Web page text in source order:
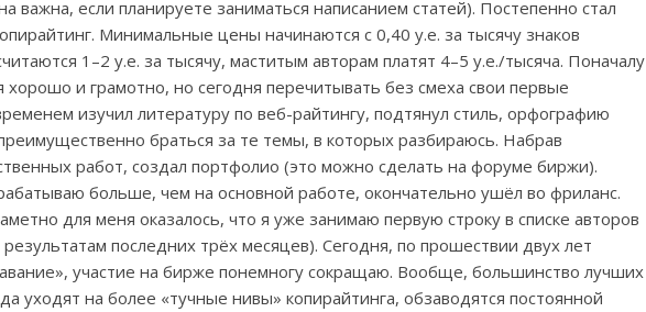
важна, если планируете заниматься написанием статей). Постепенно стал
Минимальные цены начинаются с 0,40 у.е. за тысячу знаков
1–2 у.е. за тысячу, маститым авторам платят 4–5 у.е./тысяча. Поначалу
хорошо и грамотно, но сегодня перечитывать без смеха свои первые
изучил литературу по веб-райтингу, подтянул стиль, орфографию
браться за те темы, в которых разбираюсь. Набрав
работ, создал портфолио (это можно сделать на форуме биржи).
больше, чем на основной работе, окончательно ушёл во фриланс.
для меня оказалось, что я уже занимаю первую строку в списке авторов
последних трёх месяцев). Сегодня, по прошествии двух лет
участие на бирже понемногу сокращаю. Вообще, большинство лучших
уходят на более «тучные нивы» копирайтинга, обзаводятся постоянной